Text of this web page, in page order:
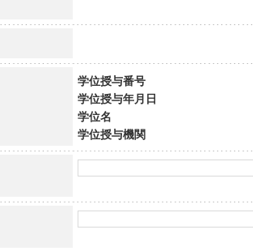
学位授与番号
学位授与年月日
学位名
学位授与機関